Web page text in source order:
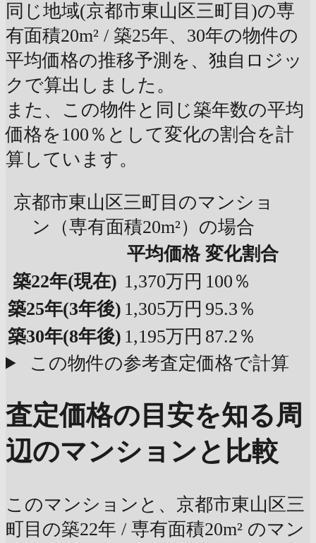
同じ地域(京都市東山区三町目)の専
有面積20m² / 築25年、30年の物件の
平均価格の推移予測を、独自ロジッ
クで算出しました。
また、この物件と同じ築年数の平均
価格を100％として変化の割合を計
算しています。
京都市東山区三町目のマンショ
ン（専有面積20m²）の場合
平均価格 変化割合
築22年(現在) 1,370万円 100％
築25年(3年後) 1,305万円 95.3％
築30年(8年後) 1,195万円 87.2％
この物件の参考査定価格で計算
査定価格の目安を知る周
辺のマンションと比較
このマンションと、京都市東山区三
町目の築22年 / 専有面積20m² のマン